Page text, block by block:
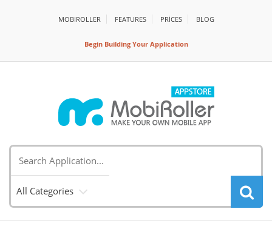
MOBIROLLER FEATURES PRİCES BLOG
Begin Building Your Application
All Categories